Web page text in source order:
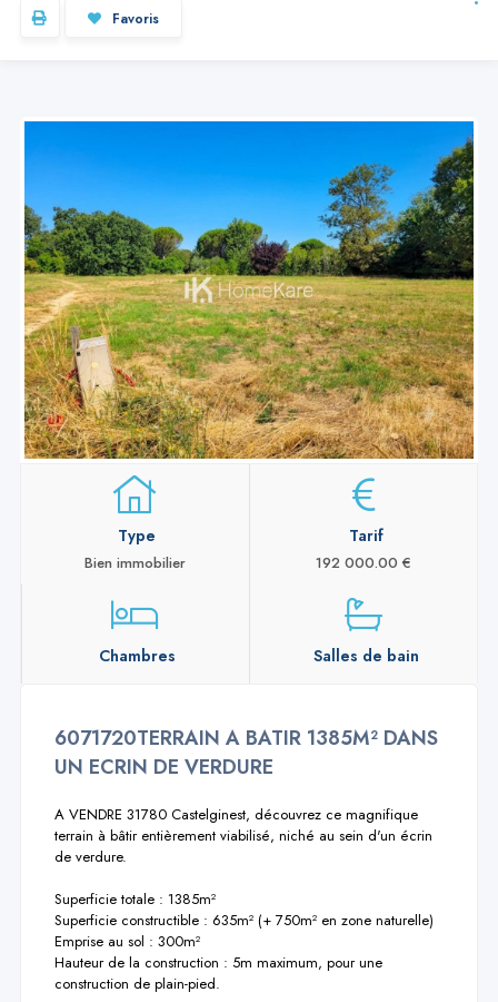
Favoris
Type
Bien immobilier
Tarif
192 000.00 €
Chambres Salles de bain
6071720TERRAIN A BATIR 1385M² DANS
UN ECRIN DE VERDURE
A VENDRE 31780 Castelginest, découvrez ce magnifique
terrain à bâtir entièrement viabilisé, niché au sein d'un écrin
de verdure.
Superficie totale : 1385m²
Superficie constructible : 635m² (+ 750m² en zone naturelle)
Emprise au sol : 300m²
Hauteur de la construction : 5m maximum, pour une
construction de plain-pied.